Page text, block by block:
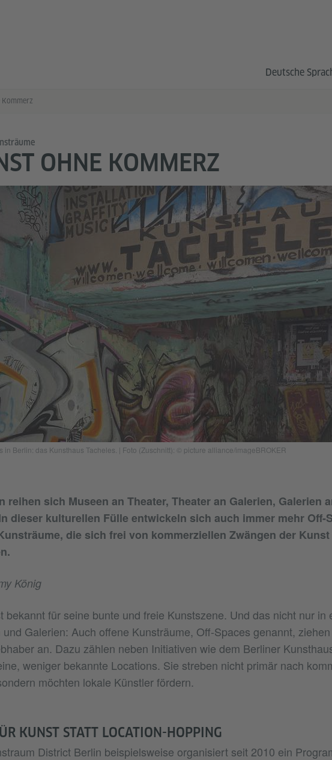
Deutsche
Kommerz
OHNE KOMMERZ
in Berlin: das Kunsthaus Tacheles. | Foto (Zuschnitt): © picture alliance/imageBROKER
reihen sich Museen an Theater, Theater an Galerien, Galerien
dieser kulturellen Fülle entwickeln sich auch immer mehr Off-
die sich frei von kommerziellen Zwängen der
König
bekannt für seine bunte und freie Kunstszene. Und das nicht nur in
und Galerien: Auch offene Kunsträume, Off-Spaces genannt,
an. Dazu zählen neben Initiativen wie dem Berliner
weniger bekannte Locations. Sie streben nicht primär nach
möchten lokale Künstler fördern.
KUNST STATT LOCATION-HOPPING
District Berlin beispielsweise organisiert seit 2010 ein